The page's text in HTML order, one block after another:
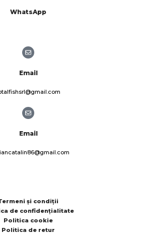
WhatsApp
Email
Email
și condiții
de confidențialitate
Politica cookie
Politica de retur